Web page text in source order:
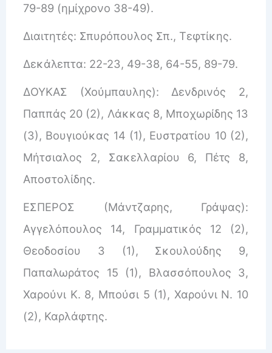
79-89 (ημίχρονο 38-49).
Διαιτητές: Σπυρόπουλος Σπ., Τεφτίκης.
Δεκάλεπτα: 22-23, 49-38, 64-55, 89-79.
ΔΟΥΚΑΣ (Χούμπαυλης): Δενδρινός 2,
Παππάς 20 (2), Λάκκας 8, Μποχωρίδης 13
(3), Βουγιούκας 14 (1), Ευστρατίου 10 (2),
Μήτσιαλος 2, Σακελλαρίου 6, Πέτς 8,
Αποστολίδης.
ΕΣΠΕΡΟΣ (Μάντζαρης, Γράψας):
Αγγελόπουλος 14, Γραμματικός 12 (2),
Θεοδοσίου 3 (1), Σκουλούδης 9,
Παπαλωράτος 15 (1), Βλασσόπουλος 3,
Χαρούνι Κ. 8, Μπούσι 5 (1), Χαρούνι Ν. 10
(2), Καρλάφτης.